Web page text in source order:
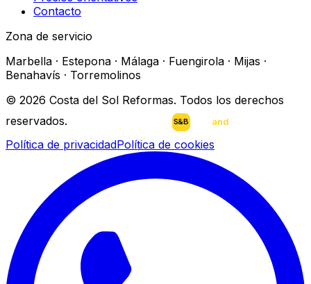
Contacto
Zona de servicio
Marbella · Estepona · Málaga · Fuengirola · Mijas ·
Benahavís · Torremolinos
© 2026 Costa del Sol Reformas. Todos los derechos
reservados. S&Bscan and
Política de privacidadPolítica de cookies